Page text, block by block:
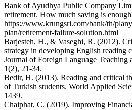
Bank of Ayudhya Public Company
retirement. How much saving is
https://www.krungsri.com/bank/th/
plan/retirement-failure-solution.html
Barjesteh, H., & Vaseghi, R. (2012).
strategy in developing English reading
Journal of Foreign Language Teaching
1(2), 21-34.
Bedir, H. (2013). Reading and critical
of Turkish students. World Applied
1439.
Chaiphat, C. (2019). Improving